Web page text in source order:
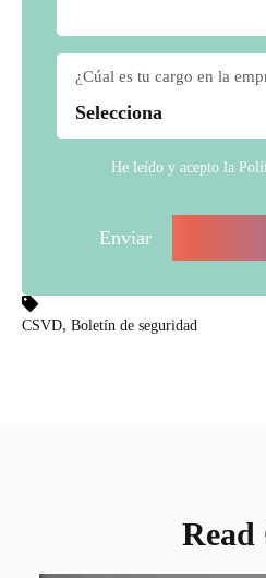
¿Cúal es tu cargo en la
He leído y acepto la
CSVD, Boletín de seguridad
Read